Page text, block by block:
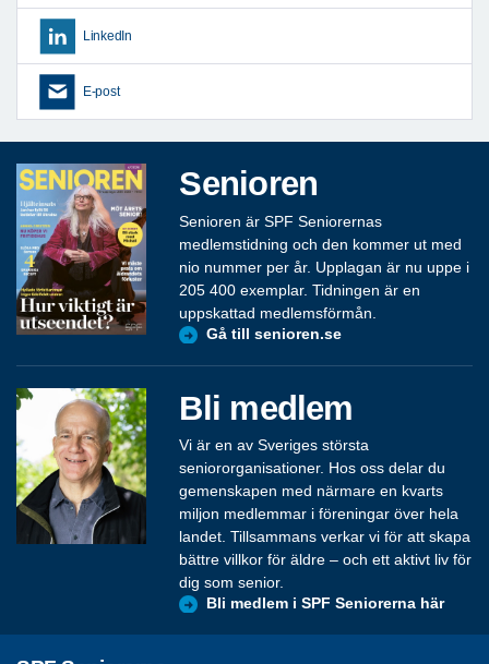
LinkedIn
E-post
Senioren
Senioren är SPF Seniorernas
medlemstidning och den kommer ut med
nio nummer per år. Upplagan är nu uppe i
205 400 exemplar. Tidningen är en
uppskattad medlemsförmån.
Gå till senioren.se
Bli medlem
Vi är en av Sveriges största
seniororganisationer. Hos oss delar du
gemenskapen med närmare en kvarts
miljon medlemmar i föreningar över hela
landet. Tillsammans verkar vi för att skapa
bättre villkor för äldre – och ett aktivt liv för
dig som senior.
Bli medlem i SPF Seniorerna här